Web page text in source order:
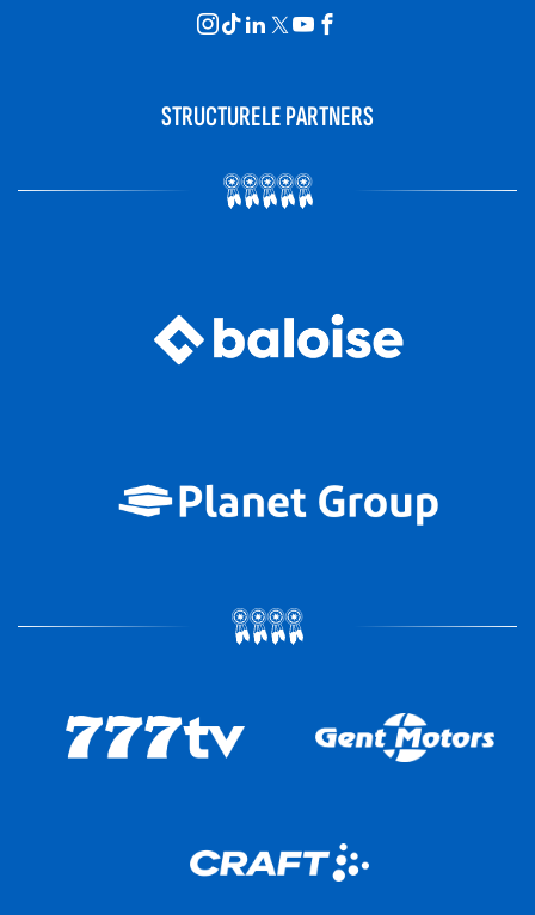
STRUCTURELE PARTNERS